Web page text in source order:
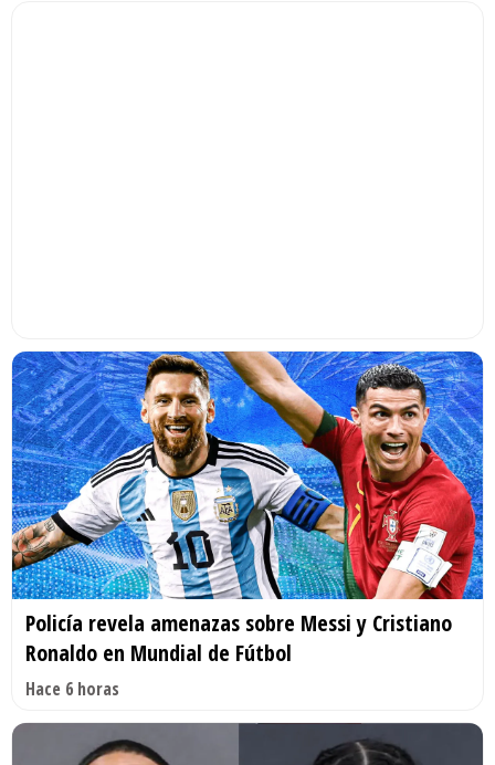
Policía revela amenazas sobre Messi y Cristiano
Ronaldo en Mundial de Fútbol
Hace 6 horas